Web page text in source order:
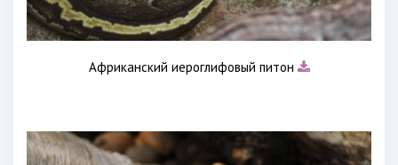
Африканский иероглифовый питон